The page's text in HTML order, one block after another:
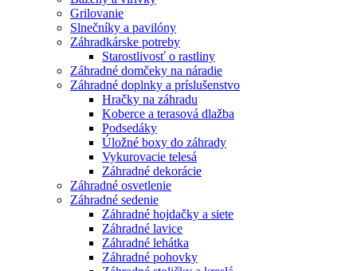
Grilovanie
Slnečníky a pavilóny
Záhradkárske potreby
Starostlivosť o rastliny
Záhradné domčeky na náradie
Záhradné doplnky a príslušenstvo
Hračky na záhradu
Koberce a terasová dlažba
Podsedáky
Úložné boxy do záhrady
Vykurovacie telesá
Záhradné dekorácie
Záhradné osvetlenie
Záhradné sedenie
Záhradné hojdačky a siete
Záhradné lavice
Záhradné lehátka
Záhradné pohovky